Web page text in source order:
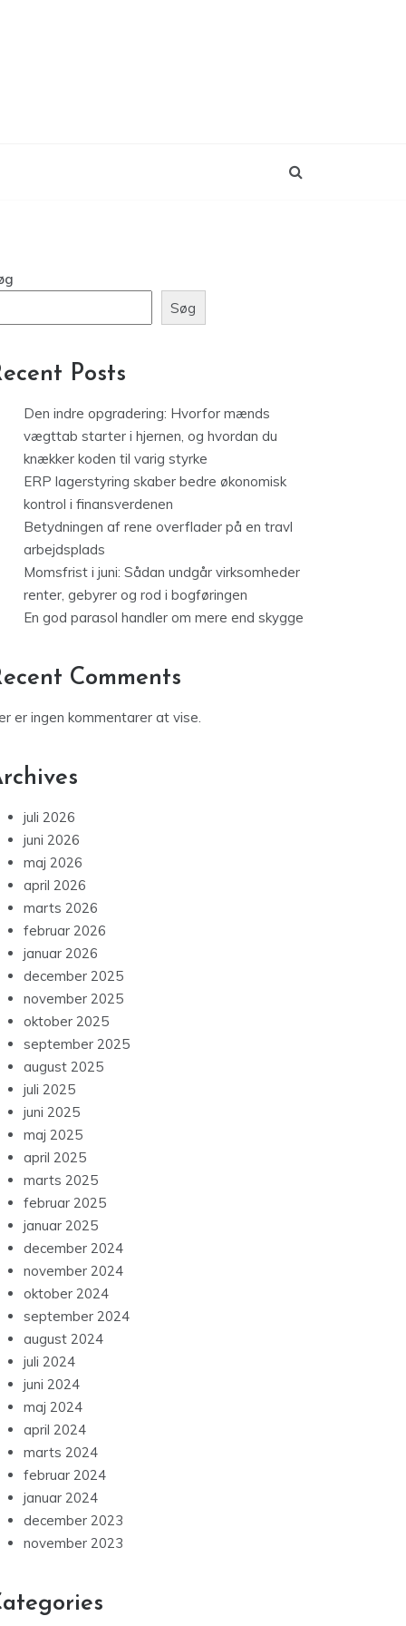
Søg
Posts
Den indre opgradering: Hvorfor mænds
vægttab starter i hjernen, og hvordan du
knækker koden til varig styrke
ERP lagerstyring skaber bedre økonomisk
kontrol i finansverdenen
Betydningen af rene overflader på en travl
arbejdsplads
Momsfrist i juni: Sådan undgår virksomheder
renter, gebyrer og rod i bogføringen
En god parasol handler om mere end skygge
Comments
er ingen kommentarer at vise.
juli 2026
juni 2026
maj 2026
april 2026
marts 2026
februar 2026
januar 2026
december 2025
november 2025
oktober 2025
september 2025
august 2025
juli 2025
juni 2025
maj 2025
april 2025
marts 2025
februar 2025
januar 2025
december 2024
november 2024
oktober 2024
september 2024
august 2024
juli 2024
juni 2024
maj 2024
april 2024
marts 2024
februar 2024
januar 2024
december 2023
november 2023